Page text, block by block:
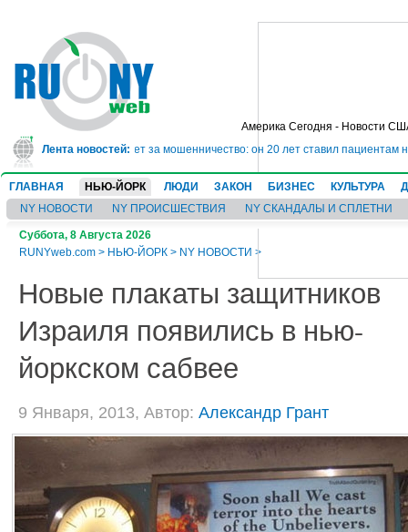
Америка Сегодня - Новости
Лента новостей:
в тюрьму на 10 лет за мошенничество: он 20 лет ставил пациентам
ГЛАВНАЯ НЬЮ-ЙОРК ЛЮДИ ЗАКОН БИЗНЕС КУЛЬТУРА
NY НОВОСТИ
NY ПРОИСШЕСТВИЯ NY СКАНДАЛЫ И СПЛЕТНИ
Суббота, 8 Августа 2026
RUNYweb.com > НЬЮ-ЙОРК > NY НОВОСТИ >
Новые плакаты защитников
Израиля появились в нью-
йоркском сабвее
9 Января, 2013, Автор: Александр Грант